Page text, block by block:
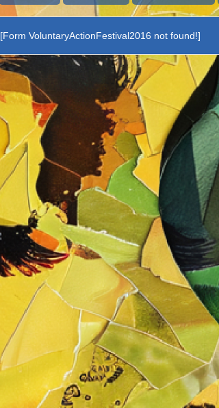
[Form VoluntaryActionFestival2016 not found!]